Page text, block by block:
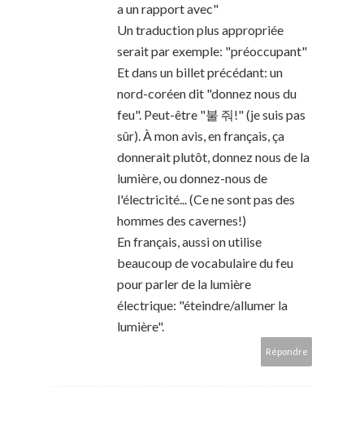
a un rapport avec"
Un traduction plus appropriée
serait par exemple: "préoccupant"
Et dans un billet précédant: un
nord-coréen dit "donnez nous du
feu". Peut-être "불 줘!" (je suis pas
sûr). À mon avis, en français, ça
donnerait plutôt, donnez nous de la
lumière, ou donnez-nous de
l'électricité... (Ce ne sont pas des
hommes des cavernes!)
En français, aussi on utilise
beaucoup de vocabulaire du feu
pour parler de la lumière
électrique: "éteindre/allumer la
lumière".
Répondre